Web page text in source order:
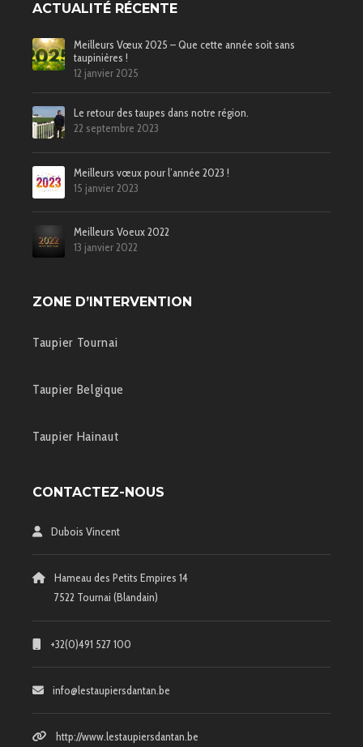
ACTUALITÉ RÉCENTE
Meilleurs Vœux 2025 – Que cette année soit sans
taupinières !
12 janvier 2025
Le retour des taupes dans notre région.
22 septembre 2023
Meilleurs vœux pour l’année 2023 !
15 janvier 2023
Meilleurs Voeux 2022
13 janvier 2022
ZONE D’INTERVENTION
Taupier Tournai
Taupier Belgique
Taupier Hainaut
CONTACTEZ-NOUS
Dubois Vincent
Hameau des Petits Empires 14
7522 Tournai (Blandain)
+32(0)491 527 100
info@lestaupiersdantan.be
http://www.lestaupiersdantan.be